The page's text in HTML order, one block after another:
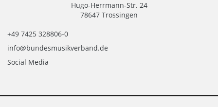
Hugo-Herrmann-Str. 24
78647 Trossingen
+49 7425 328806-0
info@bundesmusikverband.de
Social Media